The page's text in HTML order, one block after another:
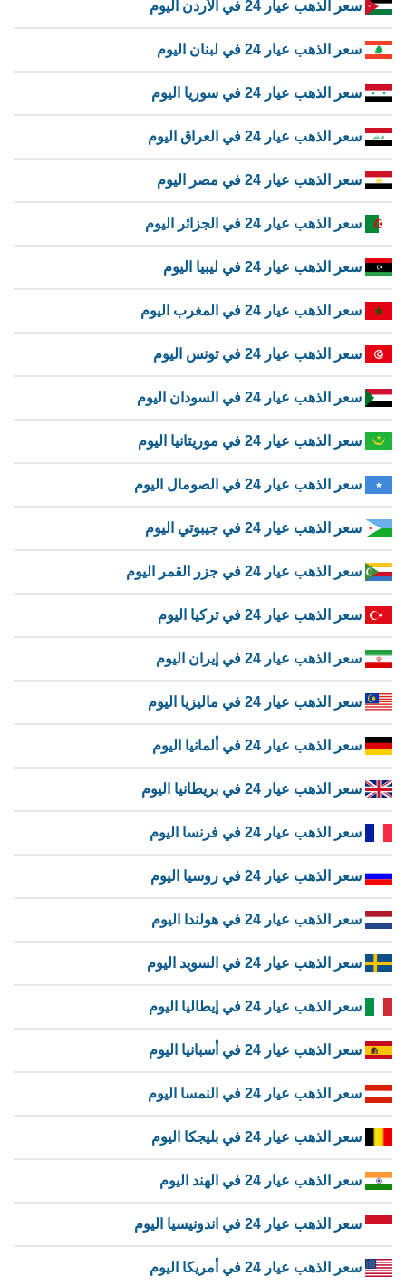
سعر الذهب عيار 24 في الأردن اليوم
سعر الذهب عيار 24 في لبنان اليوم
سعر الذهب عيار 24 في سوريا اليوم
سعر الذهب عيار 24 في العراق اليوم
سعر الذهب عيار 24 في مصر اليوم
سعر الذهب عيار 24 في الجزائر اليوم
سعر الذهب عيار 24 في ليبيا اليوم
سعر الذهب عيار 24 في المغرب اليوم
سعر الذهب عيار 24 في تونس اليوم
سعر الذهب عيار 24 في السودان اليوم
سعر الذهب عيار 24 في موريتانيا اليوم
سعر الذهب عيار 24 في الصومال اليوم
سعر الذهب عيار 24 في جيبوتي اليوم
سعر الذهب عيار 24 في جزر القمر اليوم
سعر الذهب عيار 24 في تركيا اليوم
سعر الذهب عيار 24 في إيران اليوم
سعر الذهب عيار 24 في ماليزيا اليوم
سعر الذهب عيار 24 في ألمانيا اليوم
سعر الذهب عيار 24 في بريطانيا اليوم
سعر الذهب عيار 24 في فرنسا اليوم
سعر الذهب عيار 24 في روسيا اليوم
سعر الذهب عيار 24 في هولندا اليوم
سعر الذهب عيار 24 في السويد اليوم
سعر الذهب عيار 24 في إيطاليا اليوم
سعر الذهب عيار 24 في أسبانيا اليوم
سعر الذهب عيار 24 في النمسا اليوم
سعر الذهب عيار 24 في بليجكا اليوم
سعر الذهب عيار 24 في الهند اليوم
سعر الذهب عيار 24 في اندونيسيا اليوم
سعر الذهب عيار 24 في أمريكا اليوم